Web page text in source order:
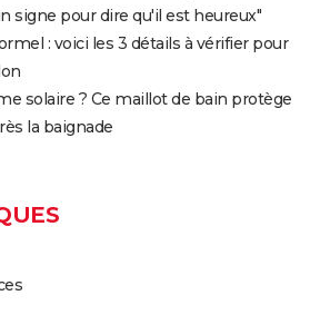
signe pour dire qu'il est heureux"
: voici les 3 détails à vérifier pour
solaire ? Ce maillot de bain protège
la baignade